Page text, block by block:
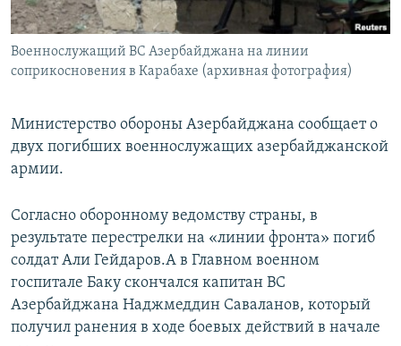
English
Русский
Военнослужащий ВС Азербайджана на линии
соприкосновения в Карабахе (архивная фотография)
Министерство обороны Азербайджана сообщает о
двух погибших военнослужащих азербайджанской
армии.
Согласно оборонному ведомству страны, в
результате перестрелки на «линии фронта» погиб
солдат Али Гейдаров.А в Главном военном
госпитале Баку скончался капитан ВС
Азербайджана Наджмеддин Саваланов, который
получил ранения в ходе боевых действий в начале